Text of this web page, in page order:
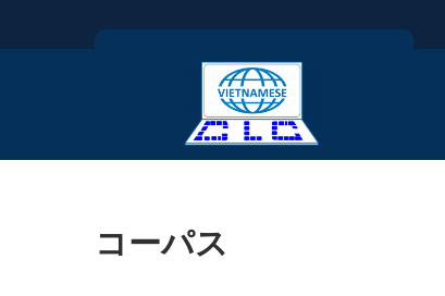
CLC
Computational Linguistics Center – Trung
コーパス